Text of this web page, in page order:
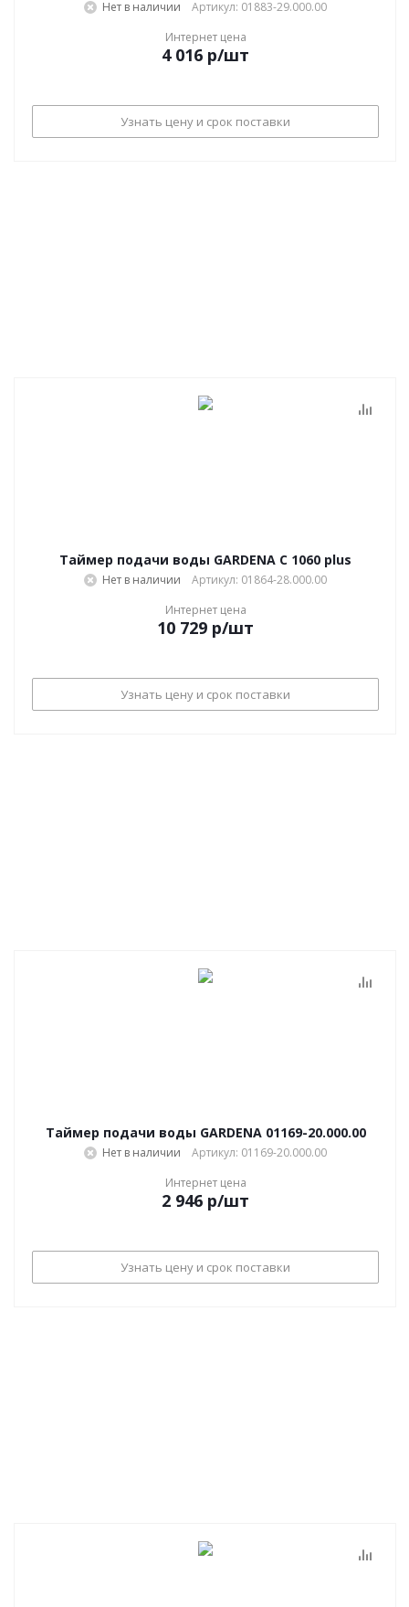
Нет в наличии
Артикул: 01883-29.000.00
Интернет цена
4 016 р/шт
Узнать цену и срок поставки
Таймер подачи воды GARDENA С 1060 plus
Нет в наличии
Артикул: 01864-28.000.00
Интернет цена
10 729 р/шт
Узнать цену и срок поставки
Таймер подачи воды GARDENA 01169-20.000.00
Нет в наличии
Артикул: 01169-20.000.00
Интернет цена
2 946 р/шт
Узнать цену и срок поставки